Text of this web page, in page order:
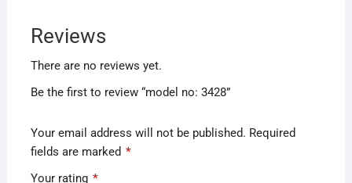
Reviews
There are no reviews yet.
Be the first to review “model no: 3428”
Your email address will not be published. Required
fields are marked *
Your rating *